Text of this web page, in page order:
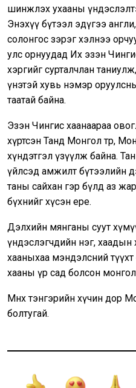
шинжлэх ухааны
Энэхүү бүтээл эдүгээ
солонгос зэрэг хэлнээ
улс орнуудад Их эзэн
хэргийг сурталчлан
үнэтэй хувь нэмэр
таатай байна.
Эзэн Чингис хаанаараа
хүртсэн Танд Монгол төр,
хүндэтгэл үзүүлж байна.
үйлсэд амжилт бүтээлийн
таны сайхан гэр бүлд аз
бүхнийг хүсэн ерөөе.
Дэлхийн мянганы суут
үндэслэгчдийн нэг, хаадын
хааныхаа мэндэлсний
хааны үр сад болсон
Мөнх тэнгэрийн хүчин дор
болтугай.